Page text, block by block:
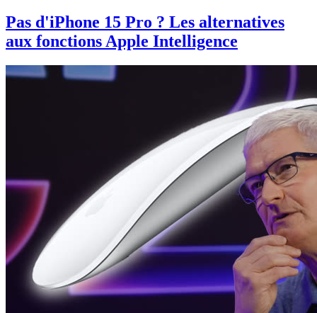
Pas d'iPhone 15 Pro ? Les alternatives
aux fonctions Apple Intelligence